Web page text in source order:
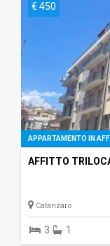
€ 450
APPARTAMENTO IN
AFFITTO
Catanzaro
3 1